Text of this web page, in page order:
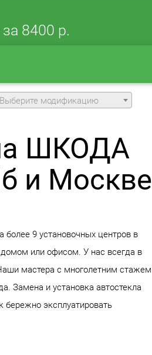
8400 р.
Выберите модификацию
ШКОДА
и Москве
9 установочных центров в
или офисом. У нас всегда в
мастера с многолетним стажем
Замена и установка автостекла
бережно эксплуатировать